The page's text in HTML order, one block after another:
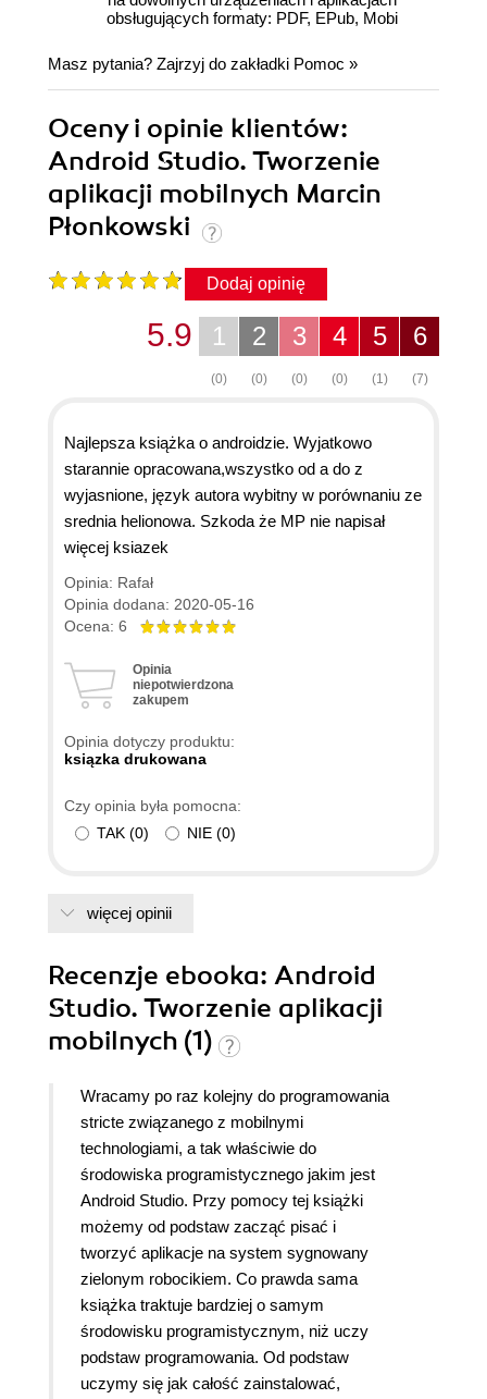
obsługujących formaty: PDF, EPub, Mobi
Masz pytania? Zajrzyj do zakładki Pomoc »
Oceny i opinie klientów:
Android Studio. Tworzenie
aplikacji mobilnych Marcin
Płonkowski
Dodaj opinię
6
(7)
5
(1)
4
(0)
3
(0)
2
(0)
1
(0)
5.9
Najlepsza książka o androidzie. Wyjatkowo
starannie opracowana,wszystko od a do z
wyjasnione, język autora wybitny w porównaniu ze
srednia helionowa. Szkoda że MP nie napisał
więcej ksiazek
Opinia: Rafał
Opinia dodana: 2020-05-16
Ocena: 6
Opinia
niepotwierdzona
zakupem
Opinia dotyczy produktu:
ksiązka drukowana
Czy opinia była pomocna:
TAK (0) NIE (0)
więcej opinii
Recenzje ebooka: Android
Studio. Tworzenie aplikacji
mobilnych (1)
Wracamy po raz kolejny do programowania
stricte związanego z mobilnymi
technologiami, a tak właściwie do
środowiska programistycznego jakim jest
Android Studio. Przy pomocy tej książki
możemy od podstaw zacząć pisać i
tworzyć aplikacje na system sygnowany
zielonym robocikiem. Co prawda sama
książka traktuje bardziej o samym
środowisku programistycznym, niż uczy
podstaw programowania. Od podstaw
uczymy się jak całość zainstalować,